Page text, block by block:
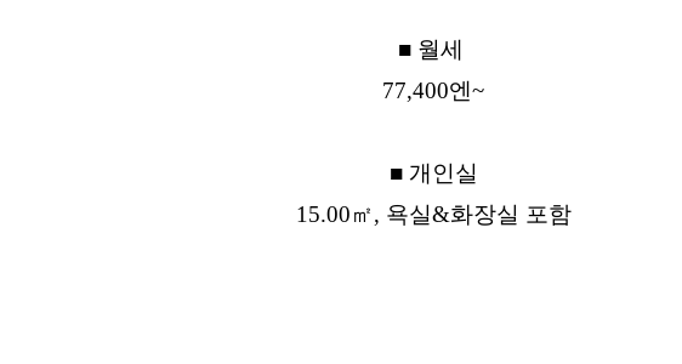
■ 월세
77,400엔~
■ 개인실
15.00㎡, 욕실&화장실 포함